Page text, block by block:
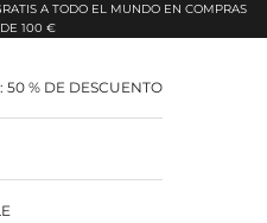
A TODO EL MUNDO EN COMPRAS
100 €
50 % DE DESCUENTO